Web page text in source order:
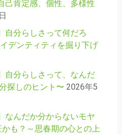
己肯定感、個性、多様性
自分らしさって何だろ
デンティティを掘り下げ
自分らしさって、なんだ
探しのヒント〜 2026年5
なんだか分からないモヤ
も？～思春期の心との上